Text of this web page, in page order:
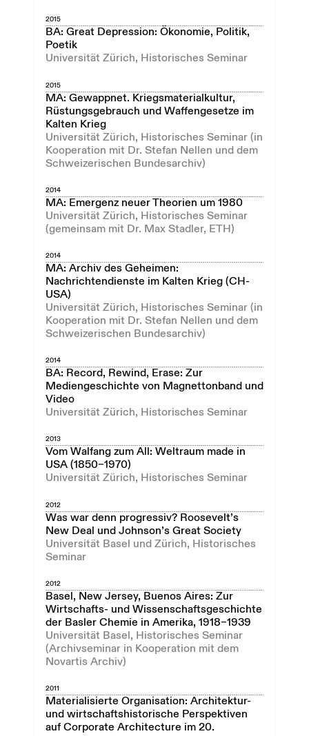
2015
BA: Great Depression: Ökonomie, Politik,
Poetik
Universität Zürich, Historisches Seminar
2015
MA: Gewappnet. Kriegsmaterialkultur,
Rüstungsgebrauch und Waffengesetze im
Kalten Krieg
Universität Zürich, Historisches Seminar (in
Kooperation mit Dr. Stefan Nellen und dem
Schweizerischen Bundesarchiv)
2014
MA: Emergenz neuer Theorien um 1980
Universität Zürich, Historisches Seminar
(gemeinsam mit Dr. Max Stadler, ETH)
2014
MA: Archiv des Geheimen:
Nachrichtendienste im Kalten Krieg (CH-
USA)
Universität Zürich, Historisches Seminar (in
Kooperation mit Dr. Stefan Nellen und dem
Schweizerischen Bundesarchiv)
2014
BA: Record, Rewind, Erase: Zur
Mediengeschichte von Magnettonband und
Video
Universität Zürich, Historisches Seminar
2013
Vom Walfang zum All: Weltraum made in
USA (1850–1970)
Universität Zürich, Historisches Seminar
2012
Was war denn progressiv? Roosevelt’s
New Deal und Johnson’s Great Society
Universität Basel und Zürich, Historisches
Seminar
2012
Basel, New Jersey, Buenos Aires: Zur
Wirtschafts- und Wissenschaftsgeschichte
der Basler Chemie in Amerika, 1918–1939
Universität Basel, Historisches Seminar
(Archivseminar in Kooperation mit dem
Novartis Archiv)
2011
Materialisierte Organisation: Architektur-
und wirtschaftshistorische Perspektiven
auf Corporate Architecture im 20.